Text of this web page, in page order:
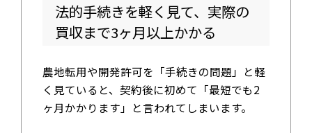
法的手続きを軽く見て、実際の
買収まで3ヶ月以上かかる
農地転用や開発許可を「手続きの問題」と軽
く見ていると、契約後に初めて「最短でも2
ヶ月かかります」と言われてしまいます。